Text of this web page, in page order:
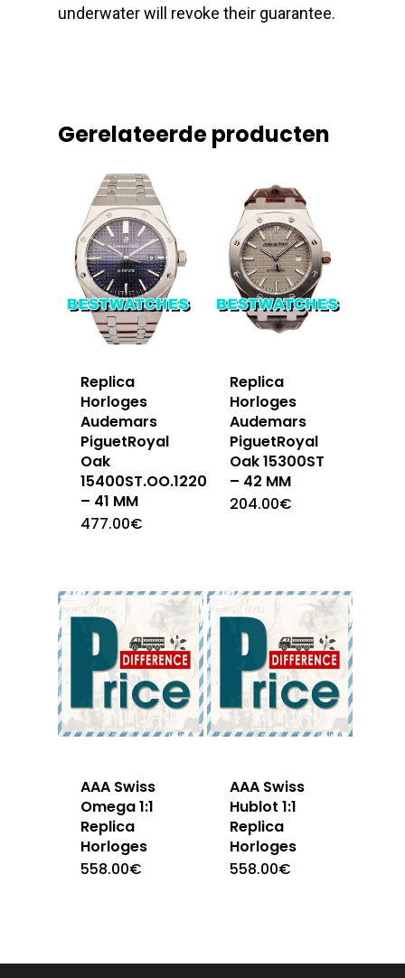
underwater will revoke their guarantee.
Gerelateerde producten
Replica
Horloges
Audemars
PiguetRoyal
Oak
15400ST.OO.1220ST.03
– 41 MM
477.00€
Replica
Horloges
Audemars
PiguetRoyal
Oak 15300ST
– 42 MM
204.00€
AAA Swiss
Omega 1:1
Replica
Horloges
558.00€
AAA Swiss
Hublot 1:1
Replica
Horloges
558.00€